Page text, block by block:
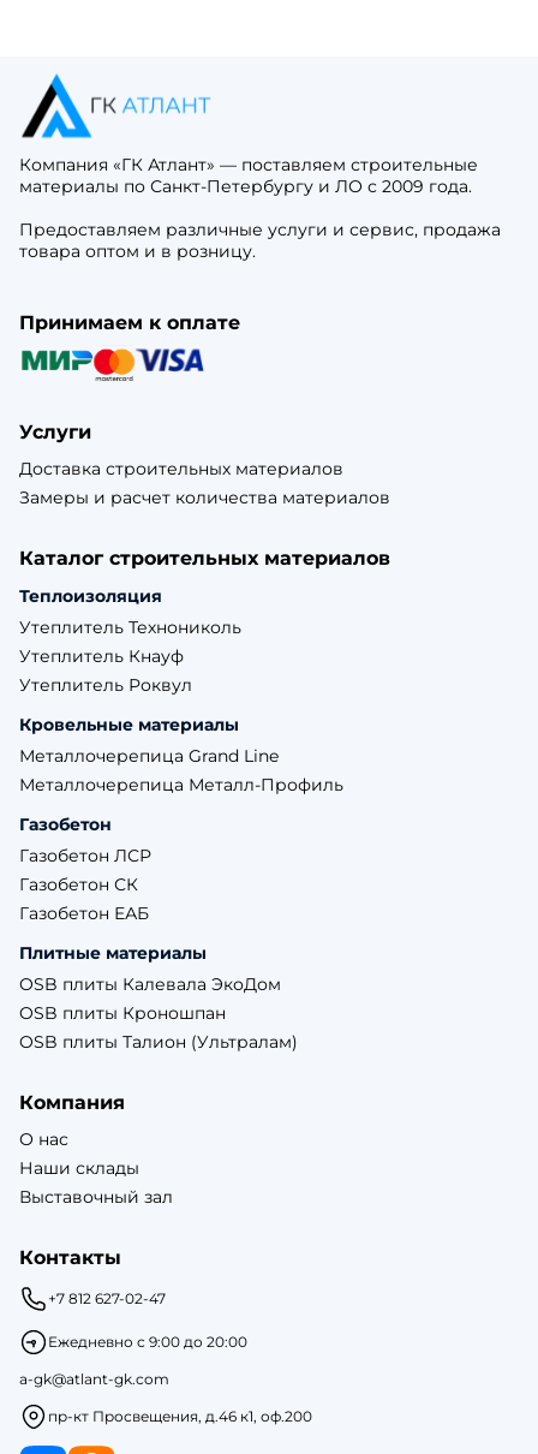
Компания «ГК Атлант» — поставляем строительные
материалы по Санкт-Петербургу и ЛО с 2009 года.
Предоставляем различные услуги и сервис, продажа
товара оптом и в розницу.
Принимаем к оплате
Услуги
Доставка строительных материалов
Замеры и расчет количества материалов
Каталог строительных материалов
Теплоизоляция
Утеплитель Технониколь
Утеплитель Кнауф
Утеплитель Роквул
Кровельные материалы
Металлочерепица Grand Line
Металлочерепица Металл-Профиль
Газобетон
Газобетон ЛСР
Газобетон СК
Газобетон ЕАБ
Плитные материалы
OSB плиты Калевала ЭкоДом
OSB плиты Кроношпан
OSB плиты Талион (Ультралам)
Компания
О нас
Наши склады
Выставочный зал
Контакты
+7 812 627-02-47
Ежедневно с 9:00 до 20:00
a-gk@atlant-gk.com
пр-кт Просвещения, д.46 к1, оф.200